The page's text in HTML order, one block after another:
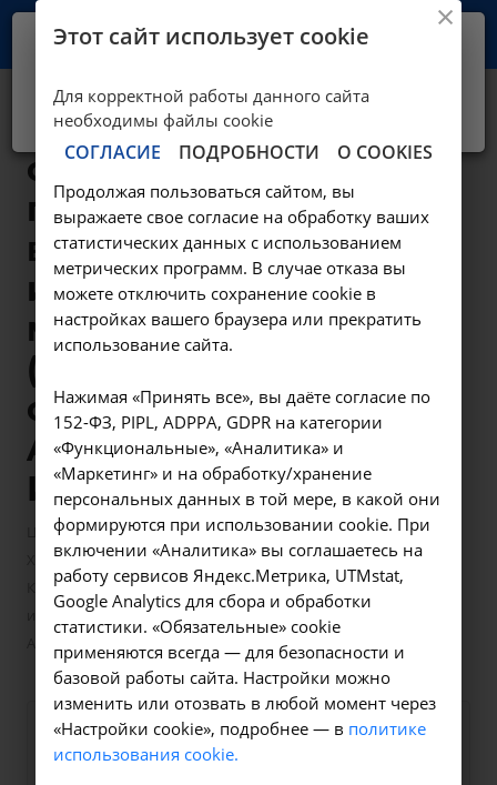
Количественное
определение
психоактивных
веществ в моче
иммунохимическим
методом
(комплекс 11
определений) -
A09.28.055.001.01 в
Иркутске
Цены в Иркутске — Лабораторные исследования —
Химико-токсикологические исследования —
Количественное определение психоактивных веществ в моче
иммунохимическим методом (комплекс 11 определений) -
Оформите заявку на сайте,
мы свяжемся с вами в
3000 ₽
Ваш город -Иркутск?
Да, верно Нет, выбрать другой
Этот сайт использует cookie
Для корректной работы данного сайта
необходимы файлы cookie
СОГЛАСИЕ ПОДРОБНОСТИ О COOKIES
Продолжая пользоваться сайтом, вы
выражаете свое согласие на обработку ваших
статистических данных с использованием
метрических программ. В случае отказа вы
можете отключить сохранение cookie в
настройках вашего браузера или прекратить
использование сайта.
Нажимая «Принять все», вы даёте согласие по
152-ФЗ, PIPL, ADPPA, GDPR на категории
«Функциональные», «Аналитика» и
«Маркетинг» и на обработку/хранение
персональных данных в той мере, в какой они
формируются при использовании cookie. При
включении «Аналитика» вы соглашаетесь на
работу сервисов Яндекс.Метрика, UTMstat,
Google Analytics для сбора и обработки
статистики. «Обязательные» cookie
применяются всегда — для безопасности и
базовой работы сайта. Настройки можно
изменить или отозвать в любой момент через
«Настройки cookie», подробнее — в политике
использования cookie.